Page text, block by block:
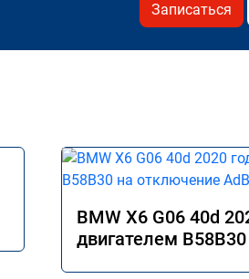
Записаться
BMW X6 G06 40d
двигателем